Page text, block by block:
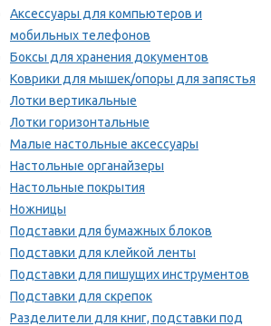
Аксессуары для компьютеров и
мобильных телефонов
Боксы для хранения документов
Коврики для мышек/опоры для запястья
Лотки вертикальные
Лотки горизонтальные
Малые настольные аксессуары
Настольные органайзеры
Настольные покрытия
Ножницы
Подставки для бумажных блоков
Подставки для клейкой ленты
Подставки для пишущих инструментов
Подставки для скрепок
Разделители для книг, подставки под